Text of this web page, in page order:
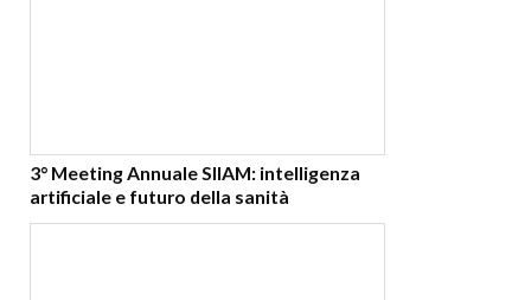
3° Meeting Annuale SIIAM: intelligenza
artificiale e futuro della sanità